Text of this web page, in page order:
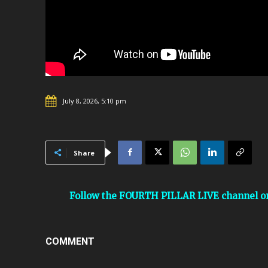
July 8, 2026, 5:10 pm
Share
Follow the FOURTH PILLAR LIVE channel
COMMENT